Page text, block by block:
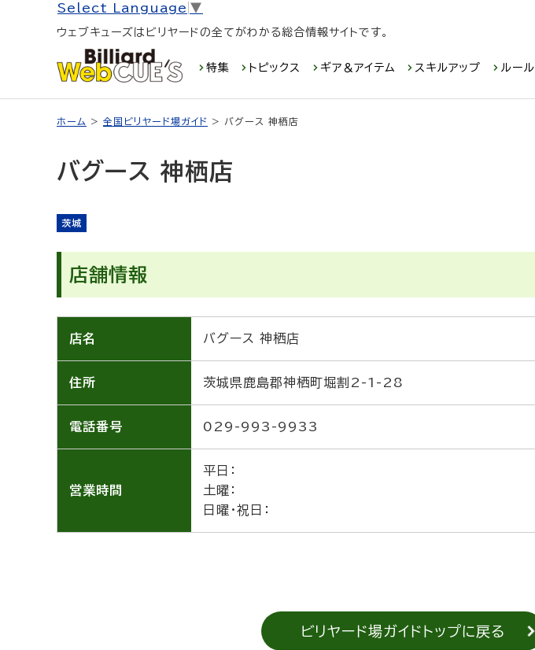
Select Language ▼
ウェブキューズはビリヤードの全てがわかる総合情報サイトです。
特集 トピックス ギア＆アイテム スキルアップ ルール
ホーム > 全国ビリヤード場ガイド > バグース 神栖店
バグース 神栖店
茨城
店舗情報
店名 バグース 神栖店
住所 茨城県鹿島郡神栖町堀割2-1-28
電話番号 029-993-9933
営業時間
平日：
土曜：
日曜・祝日：
ビリヤード場ガイドトップに戻る